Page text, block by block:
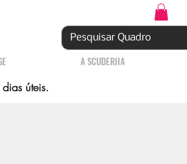
A SCUDERIIA
úteis.